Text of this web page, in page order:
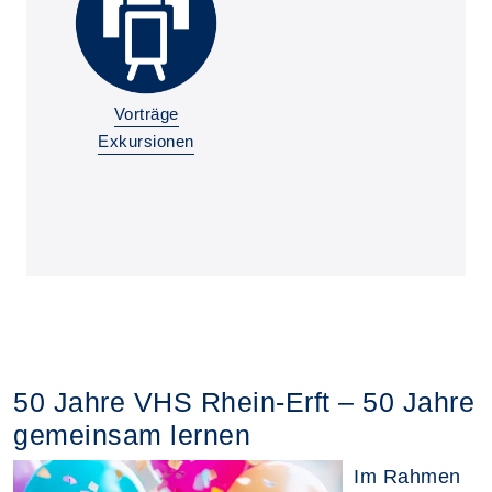
Vorträge
Exkursionen
50 Jahre VHS Rhein-Erft – 50 Jahre
gemeinsam lernen
Im Rahmen